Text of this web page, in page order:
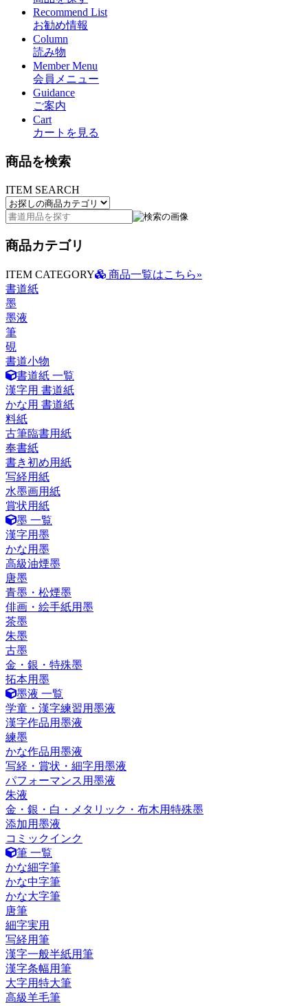
Recommend List
お勧め情報
Column
読み物
Member Menu
会員メニュー
Guidance
ご案内
Cart
カートを見る
商品を検索
ITEM SEARCH
商品カテゴリ
ITEM CATEGORY
商品一覧はこちら»
書道紙
墨
墨液
筆
硯
書道小物
書道紙 一覧
漢字用 書道紙
かな用 書道紙
料紙
古筆臨書用紙
奉書紙
書き初め用紙
写経用紙
水墨画用紙
賞状用紙
墨 一覧
漢字用墨
かな用墨
高級油煙墨
唐墨
青墨・松煙墨
俳画・絵手紙用墨
茶墨
朱墨
古墨
金・銀・特殊墨
拓本用墨
墨液 一覧
学童・漢字練習用墨液
漢字作品用墨液
練墨
かな作品用墨液
写経・賞状・細字用墨液
パフォーマンス用墨液
朱液
金・銀・白・メタリック・布木用特殊墨
添加用墨液
コミックインク
筆 一覧
かな細字筆
かな中字筆
かな大字筆
唐筆
細字実用
写経用筆
漢字一般半紙用筆
漢字条幅用筆
大字用特大筆
高級羊毛筆